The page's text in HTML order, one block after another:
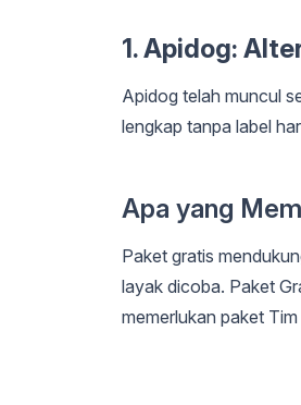
1. Apidog:
Apidog telah muncul
lengkap tanpa label
Apa yang
Paket gratis
layak dicoba. Paket
memerlukan paket